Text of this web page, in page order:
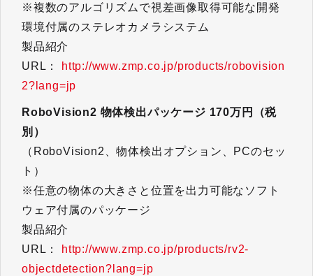
※複数のアルゴリズムで視差画像取得可能な開発
環境付属のステレオカメラシステム
製品紹介
URL：
http://www.zmp.co.jp/products/robovision
2?lang=jp
RoboVision2 物体検出パッケージ 170万円（税
別）
（RoboVision2、物体検出オプション、PCのセッ
ト）
※任意の物体の大きさと位置を出力可能なソフト
ウェア付属のパッケージ
製品紹介
URL：
http://www.zmp.co.jp/products/rv2-
objectdetection?lang=jp